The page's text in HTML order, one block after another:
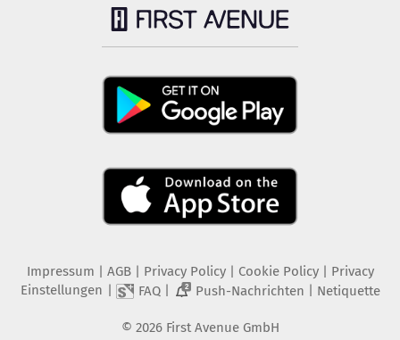
Impressum AGB Privacy Policy| Cookie Policy| Privacy
Einstellungen
FAQ| 2 Push-Nachrichten Netiquette
© 2026 First Avenue GmbH